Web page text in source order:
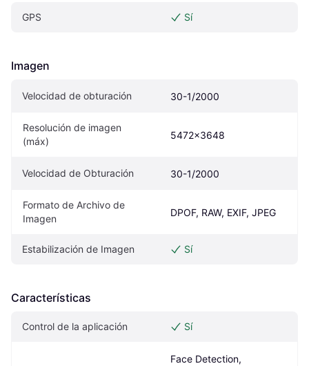
GPS Sí
Imagen
Velocidad de obturación 30-1/2000
Resolución de imagen
(máx)
5472x3648
Velocidad de Obturación 30-1/2000
Formato de Archivo de
Imagen
DPOF, RAW, EXIF, JPEG
Estabilización de Imagen Sí
Características
Control de la aplicación Sí
Face Detection,